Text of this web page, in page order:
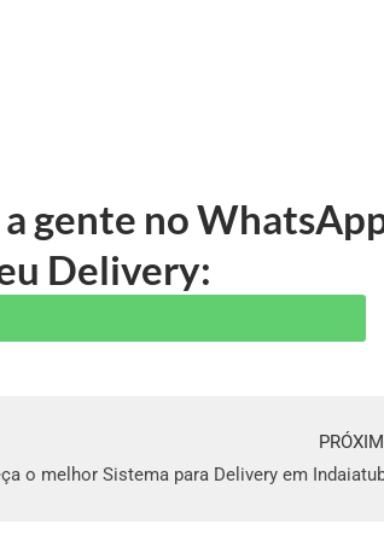
gente no
Delivery:
o melhor Sistema para Delivery em